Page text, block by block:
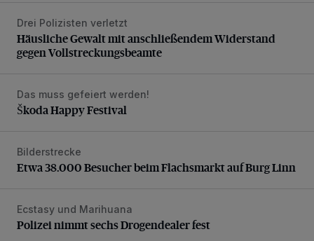
Häusliche Gewalt mit anschließendem Widerstand gegen
Drei Polizisten verletzt
Häusliche Gewalt mit anschließendem Widerstand
gegen Vollstreckungsbeamte
Škoda Happy Festival
Das muss gefeiert werden!
Škoda Happy Festival
Etwa 38.000 Besucher beim Flachsmarkt auf Burg Linn
Bilderstrecke
Etwa 38.000 Besucher beim Flachsmarkt auf Burg Linn
Polizei nimmt sechs Drogendealer fest
Ecstasy und Marihuana
Polizei nimmt sechs Drogendealer fest